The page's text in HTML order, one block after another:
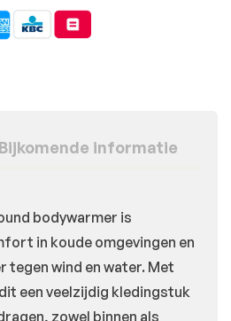
Bijkomende informatie
bodywarmer is
in koude omgevingen en
tegen wind en water. Met
een veelzijdig kledingstuk
zowel binnen als